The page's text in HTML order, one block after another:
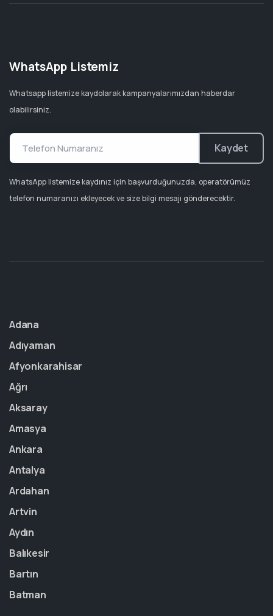
WhatsApp Listemiz
Whatsapp listemize kaydolarak kampanyalarımızdan haberdar
olabilirsiniz.
Kaydet
WhatsApp listemize kaydınız için başvurduğunuzda, operatörümüz
telefon numaranızı ekleyecek ve size bilgi mesajı gönderecektir.
Adana
Adıyaman
Afyonkarahisar
Ağrı
Aksaray
Amasya
Ankara
Antalya
Ardahan
Artvin
Aydın
Balıkesir
Bartın
Batman